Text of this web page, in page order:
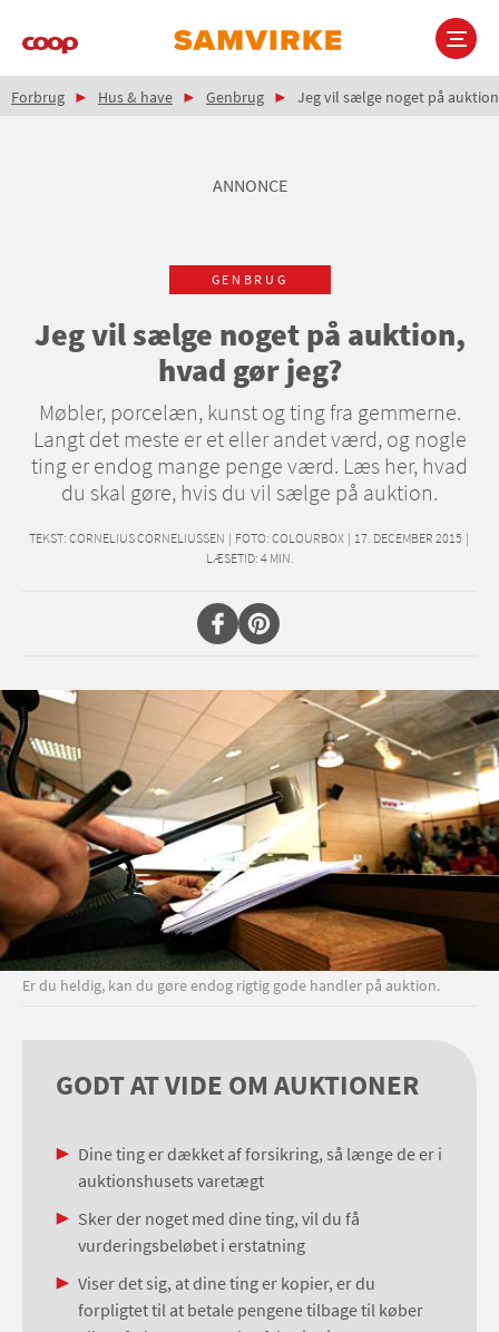
Main
Brødkrumme
Forbrug Hus & have Genbrug Jeg vil sælge noget på
ANNONCE
GENBRUG
Jeg vil sælge noget på auktion,
hvad gør jeg?
Møbler, porcelæn, kunst og ting fra gemmerne.
Langt det meste er et eller andet værd, og nogle
ting er endog mange penge værd. Læs her, hvad
du skal gøre, hvis du vil sælge på auktion.
TEKST: CORNELIUS CORNELIUSSEN | FOTO: COLOURBOX | 17. DECEMBER 2015 |
LÆSETID: 4 MIN.
Er du heldig, kan du gøre endog rigtig gode handler på auktion.
GODT AT VIDE OM AUKTIONER
Dine ting er dækket af forsikring, så længe de er i
auktionshusets varetægt
Sker der noget med dine ting, vil du få
vurderingsbeløbet i erstatning
Viser det sig, at dine ting er kopier, er du
forpligtet til at betale pengene tilbage til køber